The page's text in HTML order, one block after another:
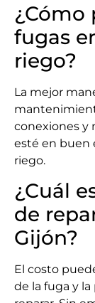
¿Cómo
fugas
riego?
La mejor
conexiones y
esté en buen
riego.
¿Cuál
de
Gijón?
El costo
de la fuga y